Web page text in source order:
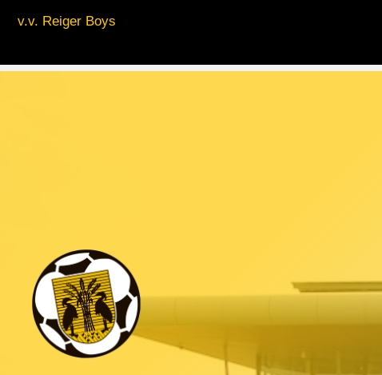
v.v. Reiger Boys